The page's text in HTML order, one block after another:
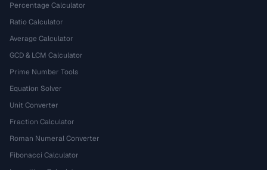
Percentage Calculator
Ratio Calculator
Average Calculator
GCD & LCM Calculator
Prime Number Tools
Equation Solver
Unit Converter
Fraction Calculator
Roman Numeral Converter
Fibonacci Calculator